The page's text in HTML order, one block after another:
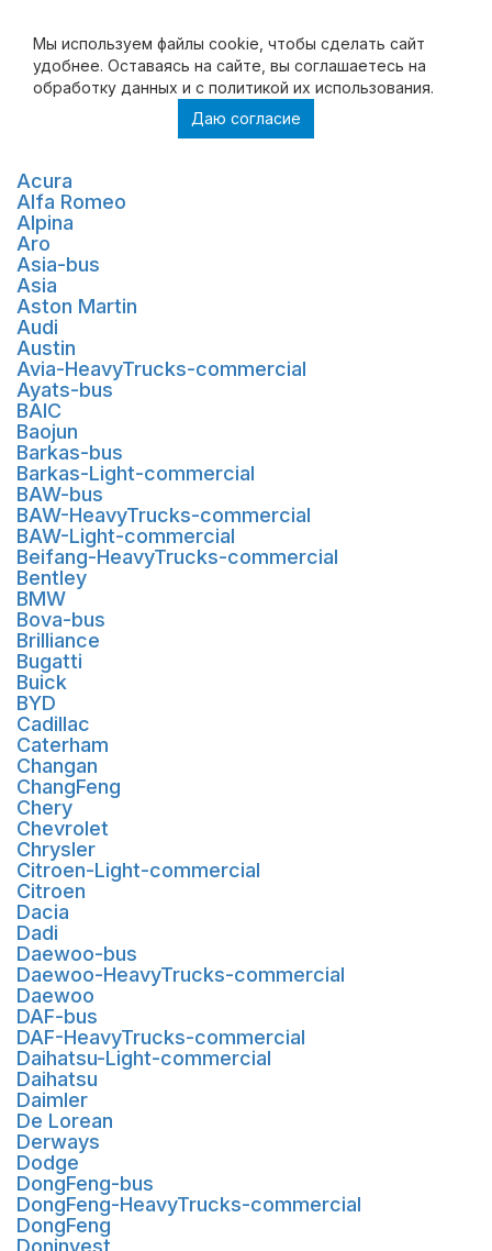
Мы используем файлы cookie, чтобы cделать сайт
удобнее. Оставаясь на сайте, вы соглашаетесь на
обработку данных и с политикой их использования.
Даю согласие
Acura
Alfa Romeo
Alpina
Aro
Asia-bus
Asia
Aston Martin
Audi
Austin
Avia-HeavyTrucks-commercial
Ayats-bus
BAIC
Baojun
Barkas-bus
Barkas-Light-commercial
BAW-bus
BAW-HeavyTrucks-commercial
BAW-Light-commercial
Beifang-HeavyTrucks-commercial
Bentley
BMW
Bova-bus
Brilliance
Bugatti
Buick
BYD
Cadillac
Caterham
Changan
ChangFeng
Chery
Chevrolet
Chrysler
Citroen-Light-commercial
Citroen
Dacia
Dadi
Daewoo-bus
Daewoo-HeavyTrucks-commercial
Daewoo
DAF-bus
DAF-HeavyTrucks-commercial
Daihatsu-Light-commercial
Daihatsu
Daimler
De Lorean
Derways
Dodge
DongFeng-bus
DongFeng-HeavyTrucks-commercial
DongFeng
Doninvest